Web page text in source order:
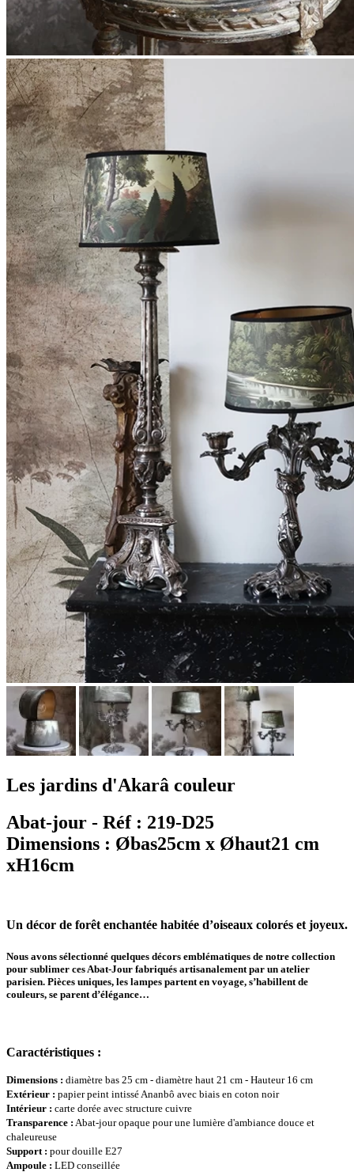
Les jardins d'Akarâ couleur
Abat-jour - Réf : 219-D25
Dimensions : Øbas25cm x Øhaut21 cm
xH16cm
Un décor de forêt enchantée habitée d’oiseaux colorés et joyeux.
Nous avons sélectionné quelques décors emblématiques de notre collection
pour sublimer ces Abat-Jour fabriqués artisanalement par un atelier
parisien. Pièces uniques, les lampes partent en voyage, s’habillent de
couleurs, se parent d’élégance…
Caractéristiques :
Dimensions : diamètre bas 25 cm - diamètre haut 21 cm - Hauteur 16 cm
Extérieur : papier peint intissé Ananbô avec biais en coton noir
Intérieur : carte dorée avec structure cuivre
Transparence : Abat-jour opaque pour une lumière d'ambiance douce et
chaleureuse
Support : pour douille E27
Ampoule : LED conseillée